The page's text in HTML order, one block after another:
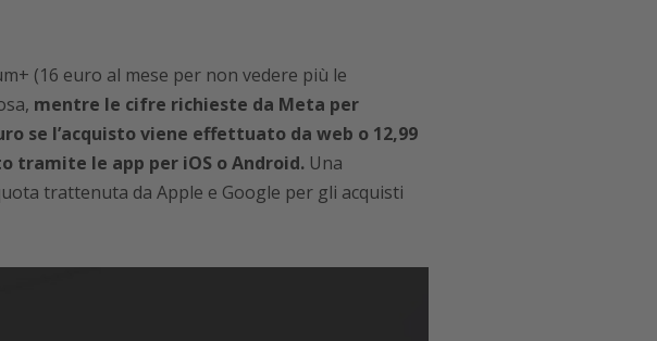
(16 euro al mese per non vedere più le
mentre le cifre richieste da Meta per
se l’acquisto viene effettuato da web o 12,99
tramite le app per iOS o Android.Una
trattenuta da Apple e Google per gli acquisti